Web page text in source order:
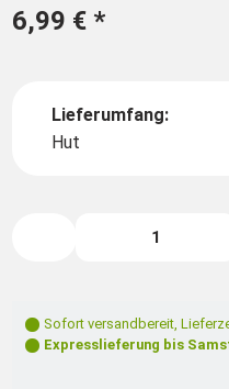
6,99 € *
Lieferumfang:
Hut
Sofort versandbereit,
Expresslieferung bis